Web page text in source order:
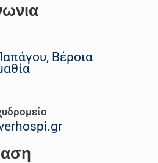
Βέροια